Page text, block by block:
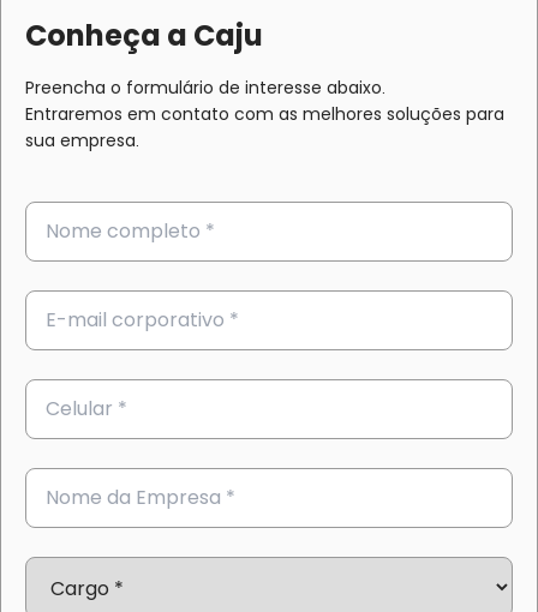
Conheça a Caju
Preencha o formulário de interesse abaixo.
Entraremos em contato com as melhores soluções para
sua empresa.